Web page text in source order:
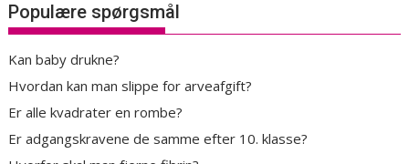
Populære spørgsmål
Kan baby drukne?
Hvordan kan man slippe for arveafgift?
Er alle kvadrater en rombe?
Er adgangskravene de samme efter 10. klasse?